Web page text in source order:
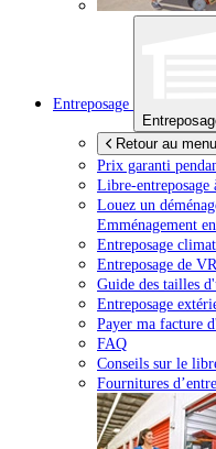
Entreposage
Retour au
Prix garanti
Libre-entreposage
Louez un
Emménagement
Entreposage
Entreposage de
Guide des tailles
Entreposage
Payer ma facture
FAQ
Conseils sur le
Fournitures